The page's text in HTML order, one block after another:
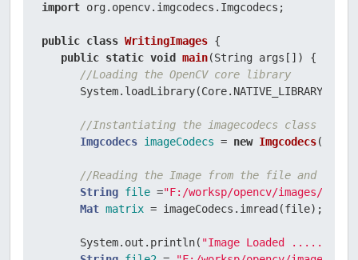
import org.opencv.imgcodecs.Imgcodecs;
public class WritingImages {
public static void main(String args[])
{
//Loading the OpenCV core library
//Instantiating the imagecodecs class
Imgcodecs imageCodecs = new Imgcodecs();
//Reading the Image from the file and
String file ="F:/worksp/opencv/images/
Mat matrix = imageCodecs.imread(file);
      System.out.println(
"Image Loaded